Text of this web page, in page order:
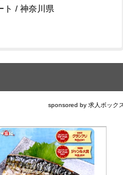
ト / 神奈川県
sponsored by 求人ボックス